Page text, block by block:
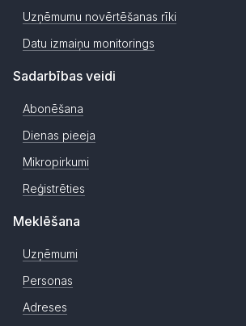
Uzņēmumu novērtēšanas rīki
Datu izmaiņu monitorings
Sadarbības veidi
Abonēšana
Dienas pieeja
Mikropirkumi
Reģistrēties
Meklēšana
Uzņēmumi
Personas
Adreses